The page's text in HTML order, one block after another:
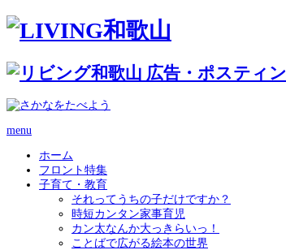
menu
ホーム
フロント特集
子育て・教育
それってうちの子だけですか？
時短カンタン家事育児
カン太なんか大っきらいっ！
ことばで広がる絵本の世界